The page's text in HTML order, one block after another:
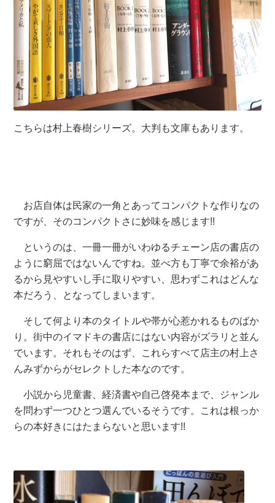
こちらは村上春樹シリーズ。大判も文庫もあります。
お店自体は民家の一角とあってコンパクトな作りなの
ですが、そのコンパクトさに妙味を感じます!!
というのは、一冊一冊がいわゆるチェーン店の書店の
ように窮屈ではないんですね。並べ方も丁寧で余裕があ
るから見やすいし手に取りやすい、思わずこれはどんな
本だろう、となってしまいます。
そして何より本のタイトルや帯が心惹かれるものばか
り。街中のイマドキの書店にはない内容がズラリと並ん
でいます。それもそのはず、これらすべて店主の村上さ
んみずからがセレクトした本なのです。
小説から児童書、経済書や自己啓発本まで、ジャンル
を問わず一つひとつ選んでいるそうです。これは根っか
らの本好きにはたまらないと思います!!